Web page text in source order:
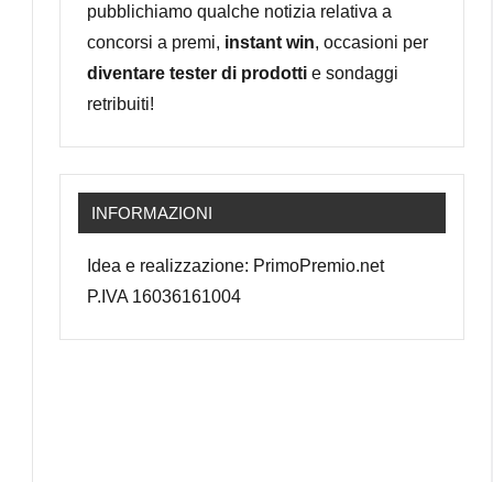
pubblichiamo qualche notizia relativa a
concorsi a premi, instant win, occasioni per
diventare tester di prodotti e sondaggi
retribuiti!
INFORMAZIONI
Idea e realizzazione: PrimoPremio.net
P.IVA 16036161004